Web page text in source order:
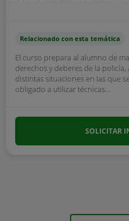
Relacionado con esta temática
El curso prepara al alumno de
derechos y deberes de la
distintas situaciones en las que
obligado a utilizar técnicas...
SOLICITAR